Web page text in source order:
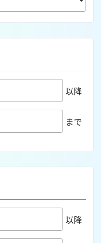
以降
まで
以降